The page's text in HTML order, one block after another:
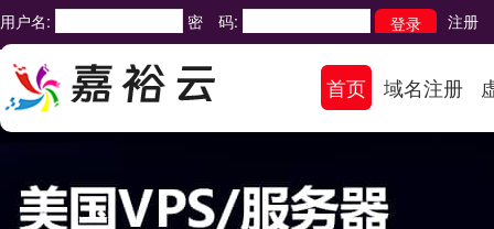
用户名: 密 码: 注册
首页 域名注册